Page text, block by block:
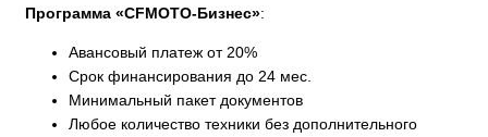
Программа «CFMOTO-Бизнес»:
Авансовый платеж от 20%
Срок финансирования до 24 мес.
Минимальный пакет документов
Любое количество техники без дополнительного